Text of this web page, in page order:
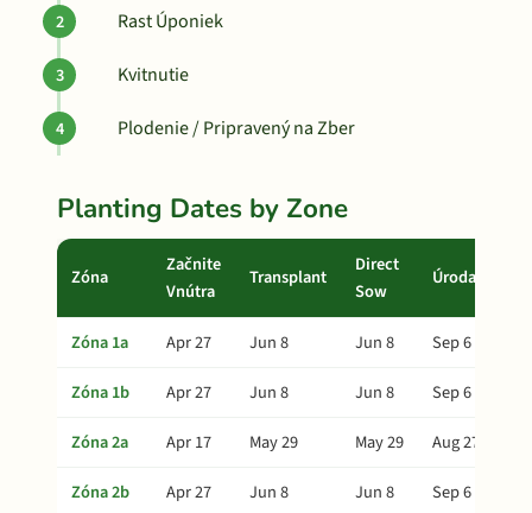
Rast Úponiek
Kvitnutie
Plodenie / Pripravený na Zber
Planting Dates by Zone
Zóna
Začnite
Vnútra
Transplant
Direct
Sow
Úroda
Zóna 1a Apr 27 Jun 8 Jun 8
Sep 6
Zóna 1b
Apr 27 Jun 8 Jun 8
Sep 6
Zóna 2a
Apr 17 May 29 May 29
Aug 27
Zóna 2b
Apr 27 Jun 8 Jun 8
Sep 6